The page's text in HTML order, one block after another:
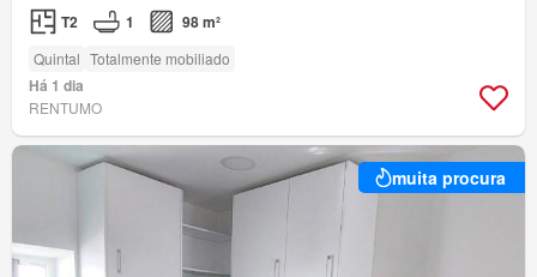
T2 1 98 m²
Quintal Totalmente mobiliado
Há 1 dia
RENTUMO
muita procura